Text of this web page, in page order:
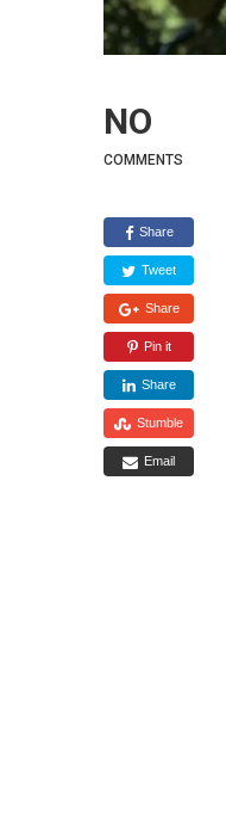
NO
COMMENTS
Share
Tweet
Share
Pin it
Share
Stumble
Email